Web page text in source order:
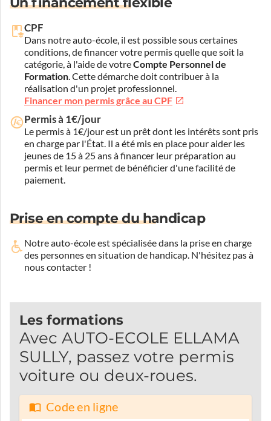
CPF
Dans notre auto-école, il est possible sous certaines
conditions, de financer votre permis quelle que soit la
catégorie, à l'aide de votreCompte Personnel de
Formation. Cette démarche doit contribuer à la
réalisation d'un projet professionnel.
Financer mon permis grâce au CPF
Permis à 1€/jour
Le permis à 1€/jour est un prêt dont les intérêts sont pris
en charge par l'État. Il a été mis en place pour aider les
jeunes de 15 à 25 ans à financer leur préparation au
permis et leur permet de bénéficier d'une facilité de
paiement.
Prise en compte du handicap
Notre auto-école est spécialisée dans la prise en charge
des personnes en situation de handicap. N'hésitez pas à
nous contacter !
Les formations
Avec AUTO-ECOLE ELLAMA
SULLY, passez votre permis
voiture ou deux-roues.
Code en ligne